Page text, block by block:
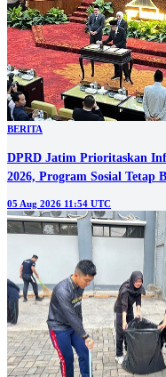
BERITA
DPRD Jatim Prioritaskan
2026, Program Sosial Tetap
05 Aug 2026 11:54 UTC